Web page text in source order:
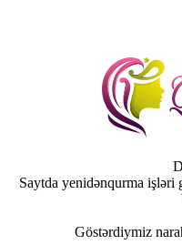
Saytda yenidənqurma işləri
Göstərdiymiz